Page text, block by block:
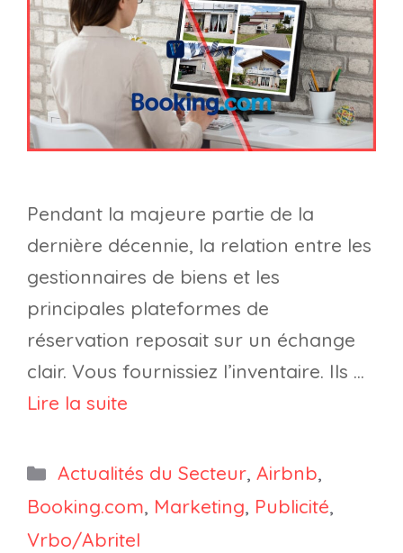
Pendant la majeure partie de la
dernière décennie, la relation entre les
gestionnaires de biens et les
principales plateformes de
réservation reposait sur un échange
clair. Vous fournissiez l’inventaire. Ils …
Lire la suite
Catégories
Actualités du Secteur, Airbnb,
Booking.com, Marketing, Publicité,
Vrbo/Abritel